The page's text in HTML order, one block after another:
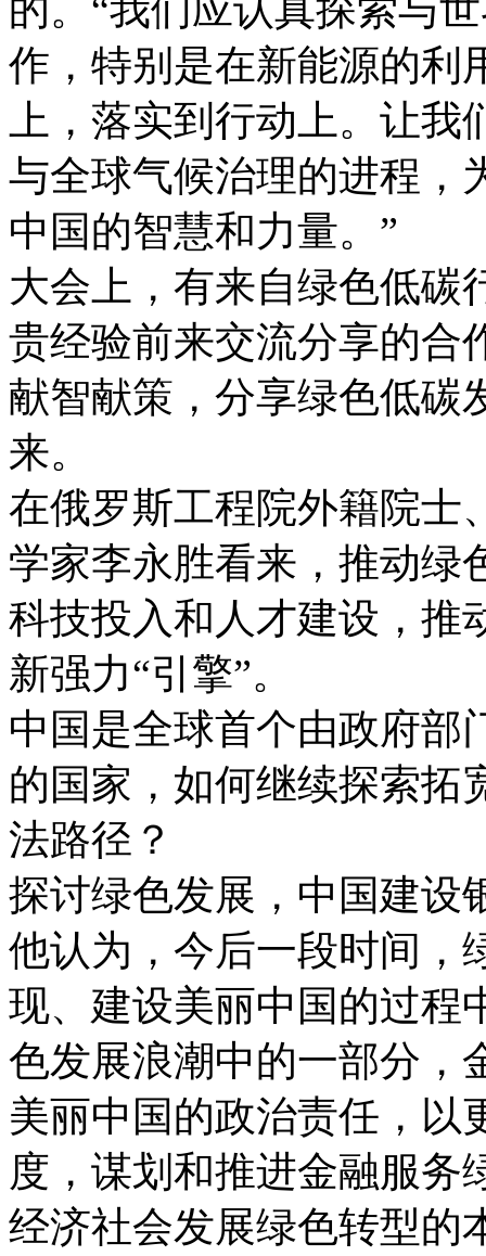
的。“我们应认真探索与
作，特别是在新能源的利
上，落实到行动上。让
与全球气候治理的进程，
中国的智慧和力量。”
大会上，有来自绿色低碳
贵经验前来交流分享的合
献智献策，分享绿色低碳
来。
在俄罗斯工程院外籍院士
学家李永胜看来，推动绿
科技投入和人才建设，推
新强力“引擎”。
中国是全球首个由政府部
的国家，如何继续探索拓
法路径？
探讨绿色发展，中国建设
他认为，今后一段时间，
现、建设美丽中国的过程
色发展浪潮中的一部分，
美丽中国的政治责任，以
度，谋划和推进金融服务
经济社会发展绿色转型的